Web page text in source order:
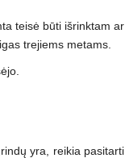
teisė būti išrinktam ar
trejiems metams.
yra, reikia pasitarti